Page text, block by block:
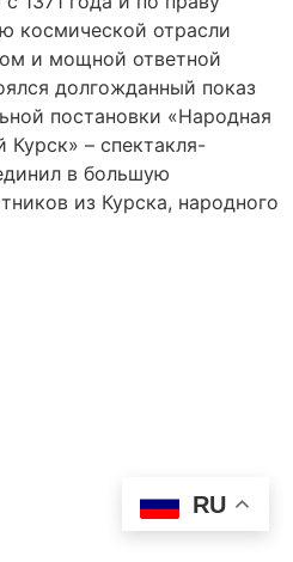
космической отрасли
и мощной ответной
долгожданный показ
постановки «Народная
– спектакля-
в большую
из Курска, народного
RU